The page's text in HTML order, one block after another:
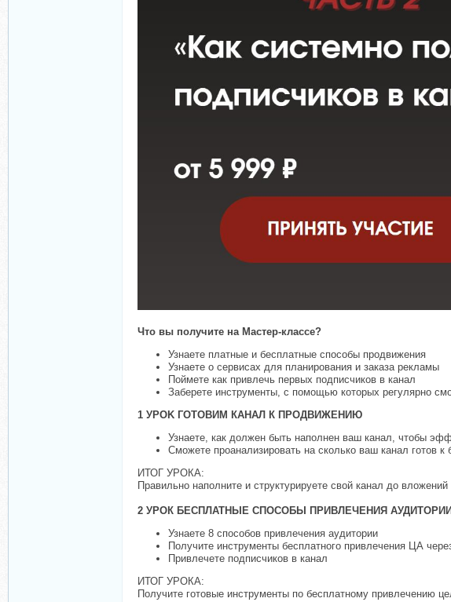
Что вы получите на Мастер-классе?
Узнаете платные и бесплатные способы продвижения
Узнаете о сервисах для планирования и заказа рекламы
Поймете как привлечь первых подписчиков в канал
Заберете инструменты, с помощью которых регулярно
1 УPOK ГОТОВИМ КАНАЛ К ПРОДВИЖЕНИЮ
Узнаете, как должен быть наполнен ваш канал, чтобы
Сможете проанализировать на сколько ваш канал готов
ИТОГ УРОКА:
Правильно наполните и структурируете свой канал до
2 УРОК БЕСПЛАТНЫЕ СПОСОБЫ ПРИВЛЕЧЕНИЯ АУДИТОРИИ
Узнаете 8 способов привлечения аудитории
Получите инструменты бесплатного привлечения ЦА
Привлечете подписчиков в канал
ИТОГ УРОКА:
Получите готовые инструменты по бесплатному привлечению